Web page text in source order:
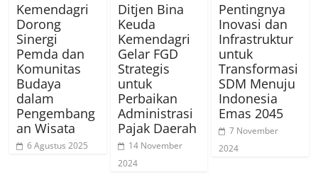
Kemendagri
Dorong
Sinergi
Pemda dan
Komunitas
Budaya
dalam
Pengembang
an Wisata
6 Agustus 2025
Ditjen Bina
Keuda
Kemendagri
Gelar FGD
Strategis
untuk
Perbaikan
Administrasi
Pajak Daerah
14 November
2024
Pentingnya
Inovasi dan
Infrastruktur
untuk
Transformasi
SDM Menuju
Indonesia
Emas 2045
7 November
2024